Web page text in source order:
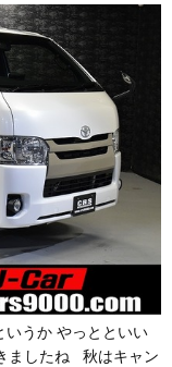
うか やっとといい
ましたね 秋はキャン